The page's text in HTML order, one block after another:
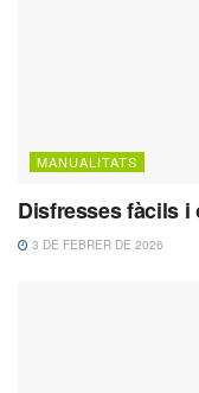
MANUALITATS
Disfresses fàcils i
3 DE FEBRER DE 2026